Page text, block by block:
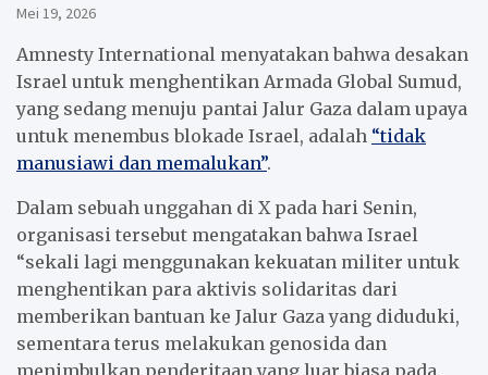
Mei 19, 2026
Amnesty International menyatakan bahwa desakan
Israel untuk menghentikan Armada Global Sumud,
yang sedang menuju pantai Jalur Gaza dalam upaya
untuk menembus blokade Israel, adalah “tidak
manusiawi dan memalukan”.
Dalam sebuah unggahan di X pada hari Senin,
organisasi tersebut mengatakan bahwa Israel
“sekali lagi menggunakan kekuatan militer untuk
menghentikan para aktivis solidaritas dari
memberikan bantuan ke Jalur Gaza yang diduduki,
sementara terus melakukan genosida dan
menimbulkan penderitaan yang luar biasa pada